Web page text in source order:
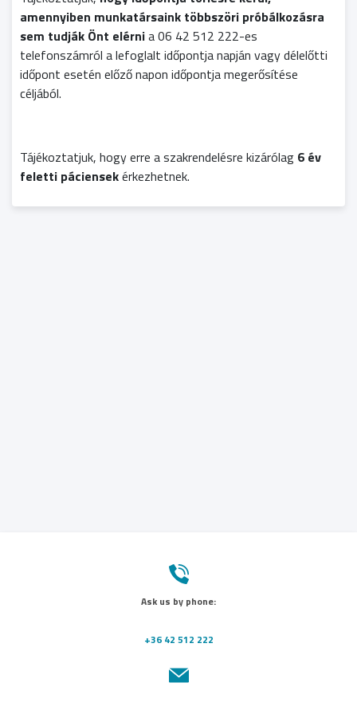
amennyiben munkatársaink többszöri próbálkozásra
sem tudják Önt elérnia 06 42 512 222-es
telefonszámról a lefoglalt időpontja napján vagy délelőtti
időpont esetén előző napon időpontja megerősítése
céljából.
Tájékoztatjuk, hogy erre a szakrendelésre kizárólag 6 év
feletti páciensekérkezhetnek.
Ask us by phone:
+36 42 512 222